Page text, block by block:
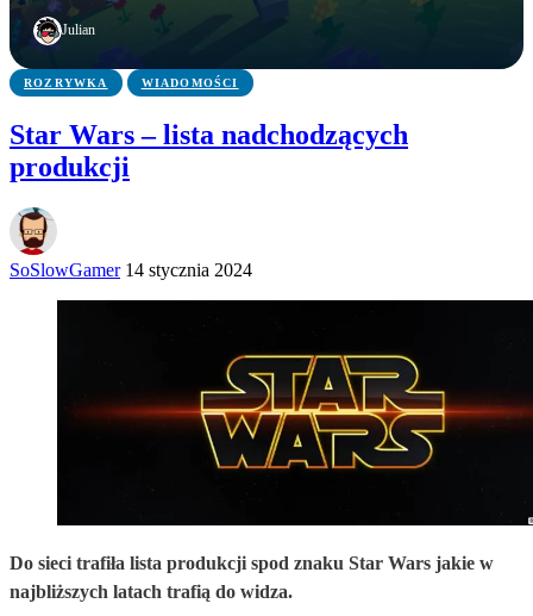
Julian
FBI zatrzymało podejrzanego
ma zniknąć po niemal 20 latach
warte nawet 60 tys. zł
ROZRYWKA WIADOMOŚCI
Star Wars – lista nadchodzących
produkcji
SoSlowGamer 14 stycznia 2024
Do sieci trafiła lista produkcji spod znaku Star Wars jakie w
najbliższych latach trafią do widza.